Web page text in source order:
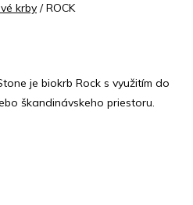
krby / ROCK
je biokrb Rock s využitím do
škandinávskeho priestoru.
€